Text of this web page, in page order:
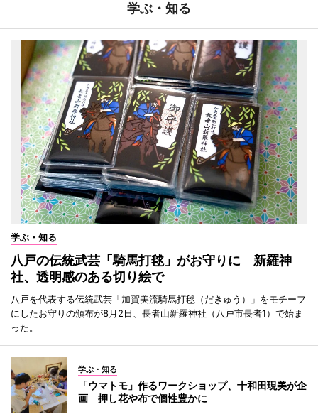
学ぶ・知る
学ぶ・知る
八戸の伝統武芸「騎馬打毬」がお守りに 新羅神
社、透明感のある切り絵で
八戸を代表する伝統武芸「加賀美流騎馬打毬（だきゅう）」をモチーフ
にしたお守りの頒布が8月2日、長者山新羅神社（八戸市長者1）で始ま
った。
学ぶ・知る
「ウマトモ」作るワークショップ、十和田現美が企
画 押し花や布で個性豊かに